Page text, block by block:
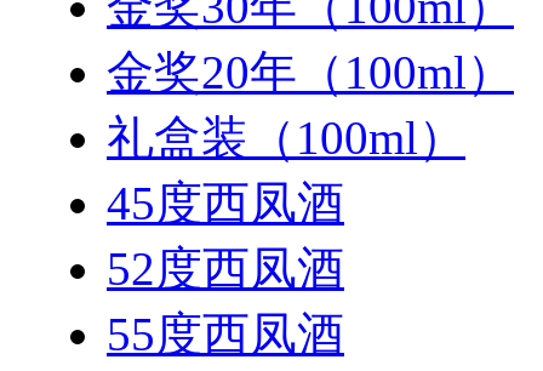
金奖20年（100ml）
礼盒装（100ml）
45度西凤酒
52度西凤酒
55度西凤酒